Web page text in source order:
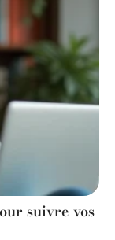
suivre vos